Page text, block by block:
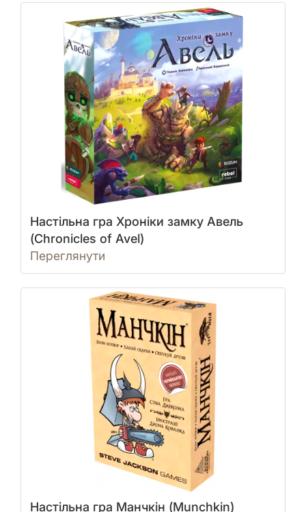
Настільна гра Хроніки замку Авель
(Chronicles of Avel)
Переглянути
Настільна гра Манчкін (Munchkin)